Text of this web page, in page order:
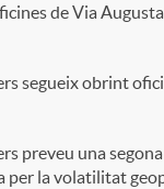
de Via
segueix obrint
preveu una
per la volatilitat